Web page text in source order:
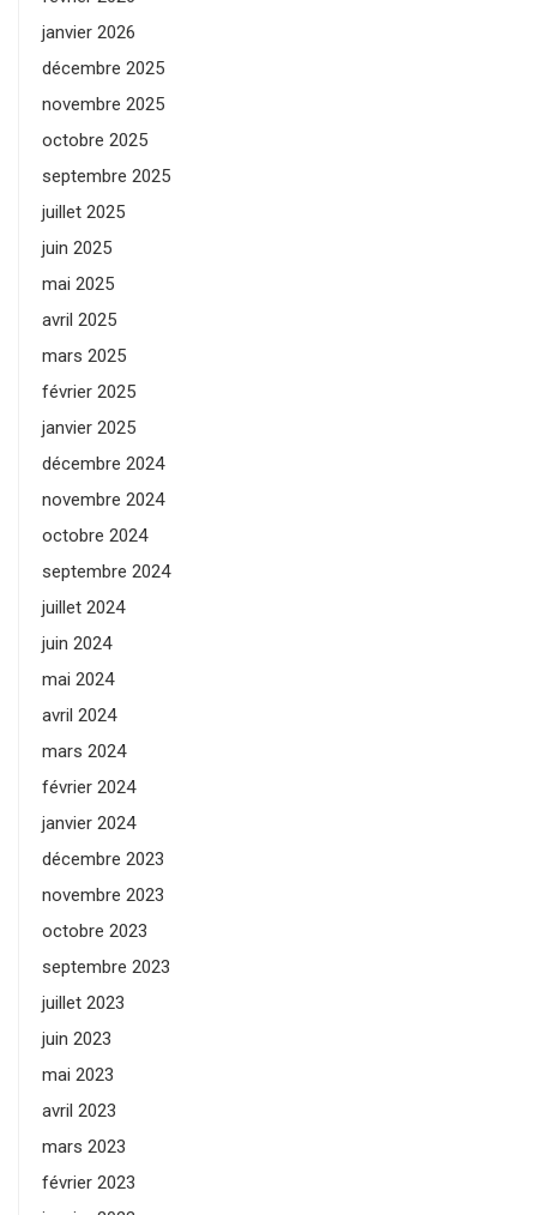
janvier 2026
décembre 2025
novembre 2025
octobre 2025
septembre 2025
juillet 2025
juin 2025
mai 2025
avril 2025
mars 2025
février 2025
janvier 2025
décembre 2024
novembre 2024
octobre 2024
septembre 2024
juillet 2024
juin 2024
mai 2024
avril 2024
mars 2024
février 2024
janvier 2024
décembre 2023
novembre 2023
octobre 2023
septembre 2023
juillet 2023
juin 2023
mai 2023
avril 2023
mars 2023
février 2023